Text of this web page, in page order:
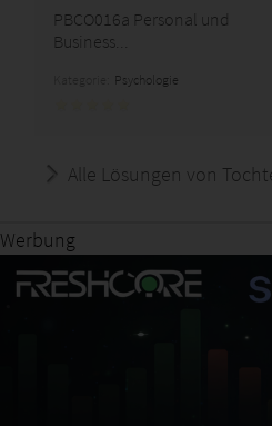
PBCO016a Personal und
Business...
Psychologie
Alle Lösungen von
Werbung